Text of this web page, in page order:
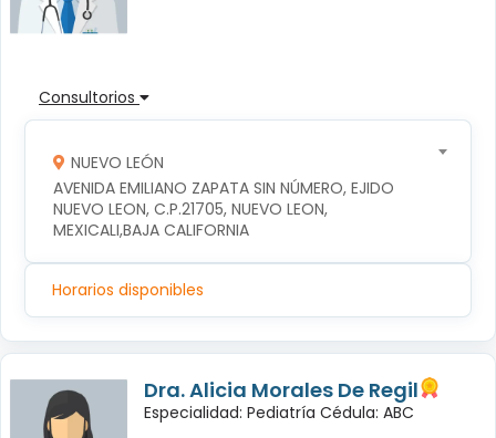
Consultorios
NUEVO LEÓN
AVENIDA EMILIANO ZAPATA SIN NÚMERO, EJIDO
NUEVO LEON, C.P.21705, NUEVO LEON,
MEXICALI,BAJA CALIFORNIA
Horarios disponibles
Dra. Alicia Morales De Regil
Especialidad: Pediatría Cédula: ABC